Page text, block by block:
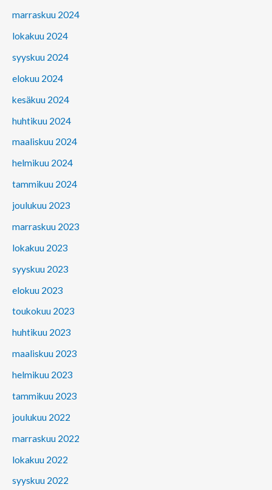
marraskuu 2024
lokakuu 2024
syyskuu 2024
elokuu 2024
kesäkuu 2024
huhtikuu 2024
maaliskuu 2024
helmikuu 2024
tammikuu 2024
joulukuu 2023
marraskuu 2023
lokakuu 2023
syyskuu 2023
elokuu 2023
toukokuu 2023
huhtikuu 2023
maaliskuu 2023
helmikuu 2023
tammikuu 2023
joulukuu 2022
marraskuu 2022
lokakuu 2022
syyskuu 2022